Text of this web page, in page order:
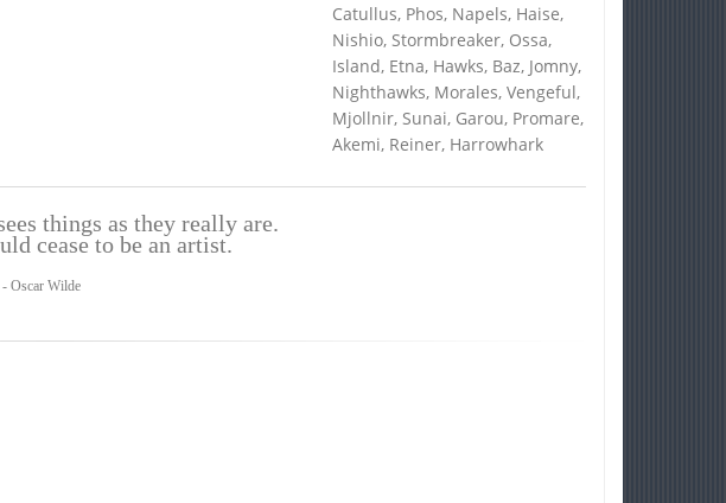
Catullus, Phos, Napels, Haise,
Nishio, Stormbreaker, Ossa,
Island, Etna, Hawks, Baz, Jomny,
Nighthawks, Morales, Vengeful,
Mjollnir, Sunai, Garou, Promare,
Akemi, Reiner, Harrowhark
things as they really are.
cease to be an artist.
- Oscar Wilde